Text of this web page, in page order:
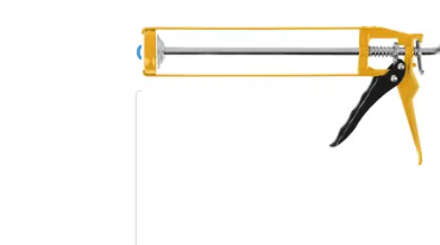
Сопутствующие товары